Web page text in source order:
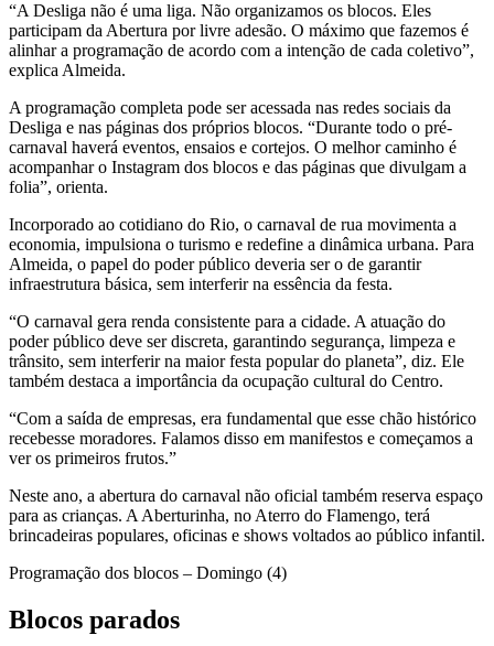
“A Desliga não é uma liga. Não organizamos os blocos. Eles
participam da Abertura por livre adesão. O máximo que fazemos é
alinhar a programação de acordo com a intenção de cada coletivo”,
explica Almeida.
A programação completa pode ser acessada nas redes sociais da
Desliga e nas páginas dos próprios blocos. “Durante todo o pré-
carnaval haverá eventos, ensaios e cortejos. O melhor caminho é
acompanhar o Instagram dos blocos e das páginas que divulgam a
folia”, orienta.
Incorporado ao cotidiano do Rio, o carnaval de rua movimenta a
economia, impulsiona o turismo e redefine a dinâmica urbana. Para
Almeida, o papel do poder público deveria ser o de garantir
infraestrutura básica, sem interferir na essência da festa.
“O carnaval gera renda consistente para a cidade. A atuação do
poder público deve ser discreta, garantindo segurança, limpeza e
trânsito, sem interferir na maior festa popular do planeta”, diz. Ele
também destaca a importância da ocupação cultural do Centro.
“Com a saída de empresas, era fundamental que esse chão histórico
recebesse moradores. Falamos disso em manifestos e começamos a
ver os primeiros frutos.”
Neste ano, a abertura do carnaval não oficial também reserva espaço
para as crianças. A Aberturinha, no Aterro do Flamengo, terá
brincadeiras populares, oficinas e shows voltados ao público infantil.
Programação dos blocos – Domingo (4)
Blocos parados